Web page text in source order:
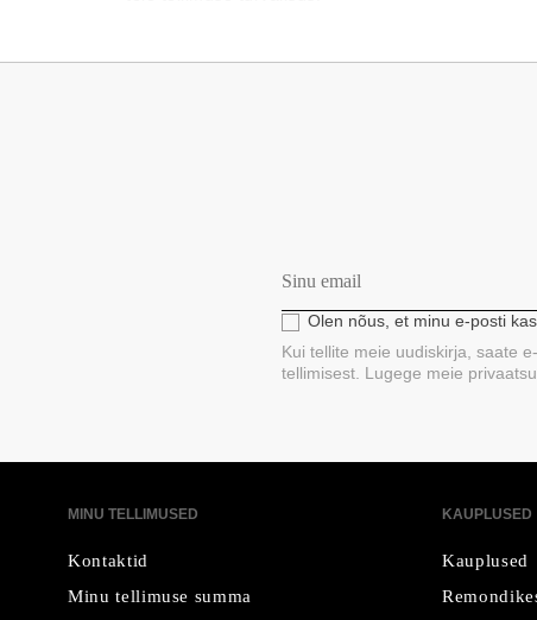
Olen nõus, et minu e-posti
Kui tellite meie uudiskirja, saate
tellimisest. Lugege meie
MINU TELLIMUSED
Kontaktid
Minu tellimuse summa
KAUPLUSED
Kauplused